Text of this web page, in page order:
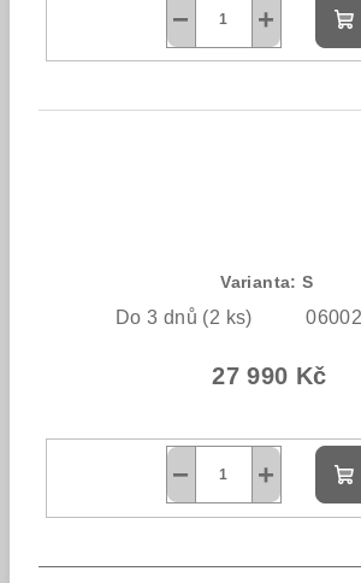
+
−
Do
Varianta: S
Do 3 dnů (2 ks)
27 990 Kč
+
−
Do